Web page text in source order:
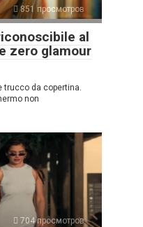
851 просмотров
al
zero glamour
trucco da copertina.
non
704 просмотров